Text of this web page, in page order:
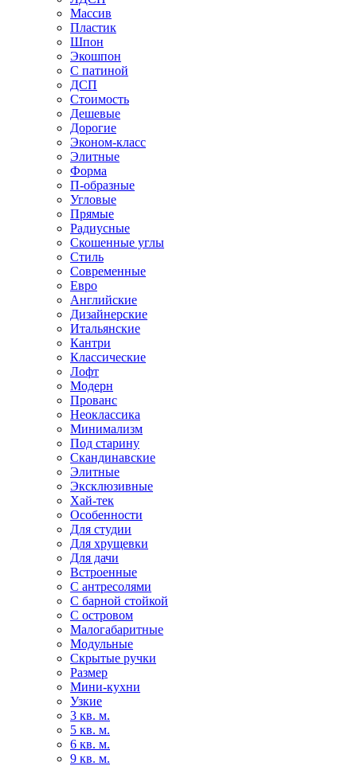
Массив
Пластик
Шпон
Экошпон
С патиной
ДСП
Стоимость
Дешевые
Дорогие
Эконом-класс
Элитные
Форма
П-образные
Угловые
Прямые
Радиусные
Скошенные углы
Стиль
Современные
Евро
Английские
Дизайнерские
Итальянские
Кантри
Классические
Лофт
Модерн
Прованс
Неоклассика
Минимализм
Под старину
Скандинавские
Элитные
Эксклюзивные
Хай-тек
Особенности
Для студии
Для хрущевки
Для дачи
Встроенные
С антресолями
С барной стойкой
С островом
Малогабаритные
Модульные
Скрытые ручки
Размер
Мини-кухни
Узкие
3 кв. м.
5 кв. м.
6 кв. м.
9 кв. м.